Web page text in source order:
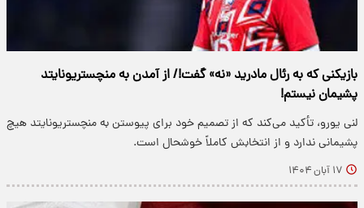
بازیکنی که به رئال مادرید «نه» گفت!/ از آمدن به منچستریونایتد
پشیمان نیستم!
لنی یورو، تأکید می‌کند که از تصمیم خود برای پیوستن به منچستریونایتد هیچ
پشیمانی ندارد و از انتخابش کاملاً خوشحال است.
۱۷ آبان ۱۴۰۴